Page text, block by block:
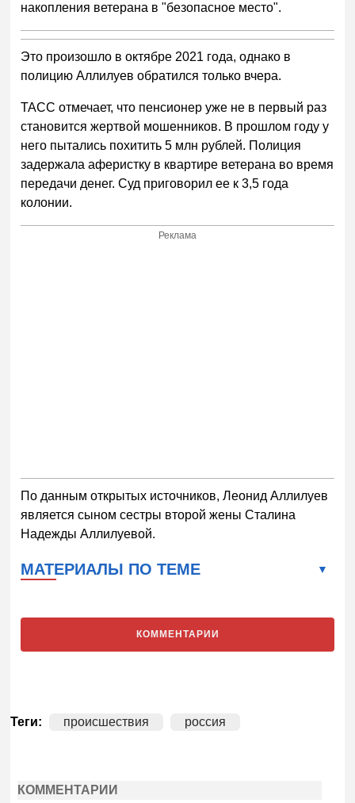
накопления ветерана в "безопасное место".
Это произошло в октябре 2021 года, однако в
полицию Аллилуев обратился только вчера.
ТАСС отмечает, что пенсионер уже не в первый раз
становится жертвой мошенников. В прошлом году у
него пытались похитить 5 млн рублей. Полиция
задержала аферистку в квартире ветерана во время
передачи денег. Суд приговорил ее к 3,5 года
колонии.
Реклама
По данным открытых источников, Леонид Аллилуев
является сыном сестры второй жены Сталина
Надежды Аллилуевой.
МАТЕРИАЛЫ ПО ТЕМЕ
КОММЕНТАРИИ
Теги: происшествия россия
КОММЕНТАРИИ